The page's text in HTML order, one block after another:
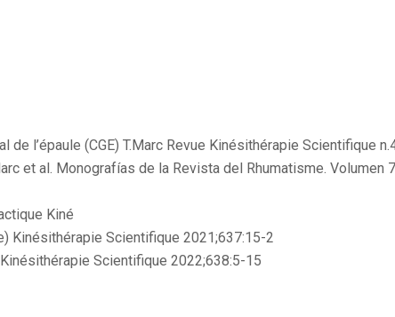
l’épaule (CGE) T.Marc Revue Kinésithérapie Scientifique
et al. Monografías de la Revista del Rhumatisme. Volumen
Kiné
Kinésithérapie Scientifique 2021;637:15-2
Scientifique 2022;638:5-15